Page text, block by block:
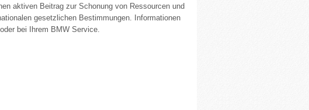
aktiven Beitrag zur Schonung von Ressourcen und
gesetzlichen Bestimmungen. Informationen
bei Ihrem BMW Service.